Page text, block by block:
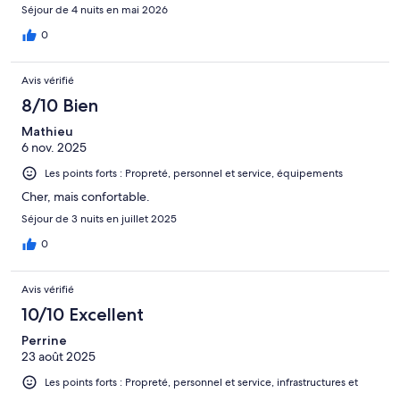
Séjour de 4 nuits en mai 2026
0
Avis vérifié
8/10 Bien
Mathieu
6 nov. 2025
Les points forts : Propreté, personnel et service, équipements
Cher, mais confortable.
Séjour de 3 nuits en juillet 2025
0
Avis vérifié
10/10 Excellent
Perrine
23 août 2025
Les points forts : Propreté, personnel et service, infrastructures et